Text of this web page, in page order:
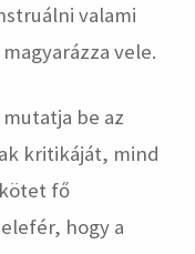
valami
vele.
be az
kritikáját, mind
fő
hogy a